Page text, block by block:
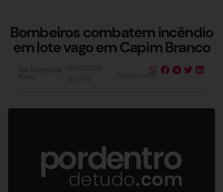
Bombeiros combatem incêndio
em lote vago em Capim Branco
Compartilhe